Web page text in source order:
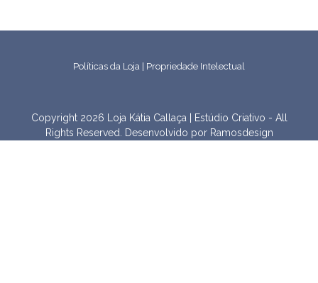
Políticas da Loja Propriedade Intelectual
Copyright 2026 Loja Kátia Callaça | Estúdio Criativo - All
Rights Reserved. Desenvolvido por Ramosdesign